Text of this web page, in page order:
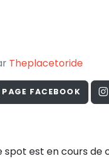
Theplacetoride
PAGE FACEBOOK
spot est en cours de